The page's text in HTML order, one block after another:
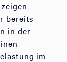
bereits
in der
im